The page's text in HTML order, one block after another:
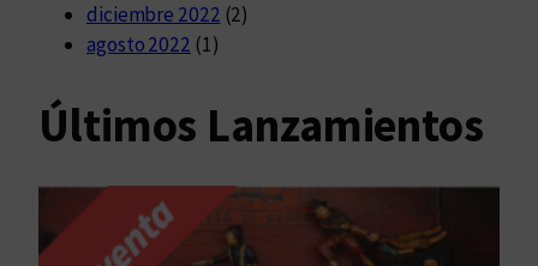
diciembre 2022 (2)
agosto 2022 (1)
Últimos Lanzamientos